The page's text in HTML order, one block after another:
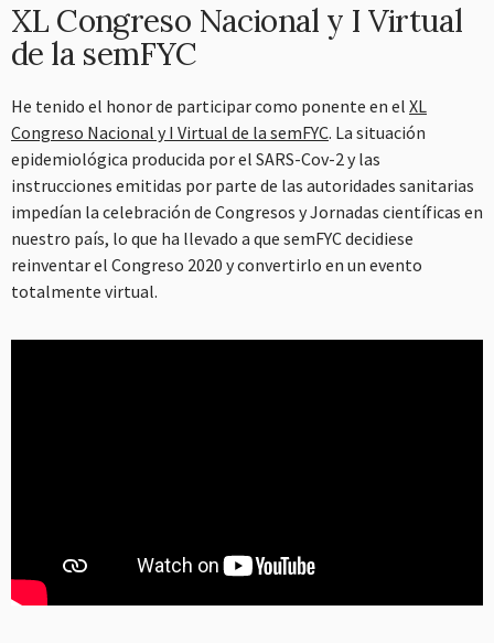
XL Congreso Nacional y I Virtual
de la semFYC
He tenido el honor de participar como ponente en el XL
Congreso Nacional y I Virtual de la semFYC. La situación
epidemiológica producida por el SARS-Cov-2 y las
instrucciones emitidas por parte de las autoridades sanitarias
impedían la celebración de Congresos y Jornadas científicas en
nuestro país, lo que ha llevado a que semFYC decidiese
reinventar el Congreso 2020 y convertirlo en un evento
totalmente virtual.